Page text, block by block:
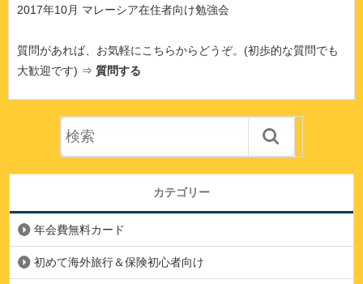
2017年10月 マレーシア在住者向け勉強会
質問があれば、お気軽にこちらからどうぞ。(初歩的な質問でも
大歓迎です) ⇒ 質問する
カテゴリー
年会費無料カード
初めて海外旅行＆保険初心者向け